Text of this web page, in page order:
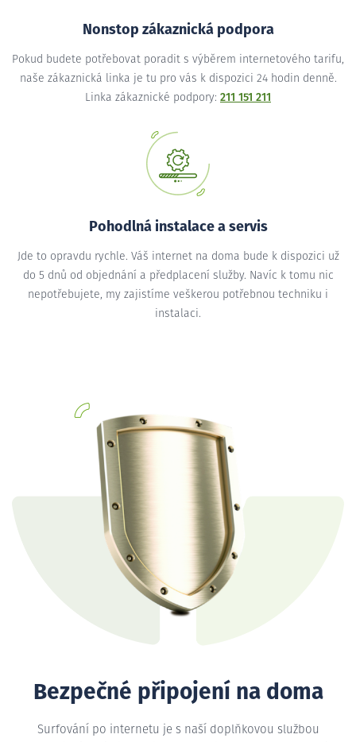
Nonstop zákaznická podpora
Pokud budete potřebovat poradit s výběrem internetového tarifu,
naše zákaznická linka je tu pro vás k dispozici 24 hodin denně.
Linka zákaznické podpory: 211 151 211
Pohodlná instalace a servis
Jde to opravdu rychle. Váš internet na doma bude k dispozici už
do 5 dnů od objednání a předplacení služby. Navíc k tomu nic
nepotřebujete, my zajistíme veškerou potřebnou techniku i
instalaci.
Bezpečné připojení na doma
Surfování po internetu je s naší doplňkovou službou